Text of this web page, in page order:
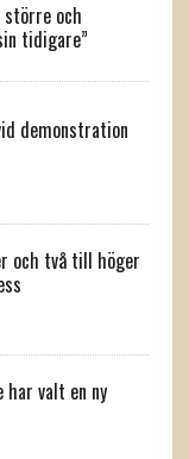
och
tidigare”
demonstration
och två till höger
har valt en ny